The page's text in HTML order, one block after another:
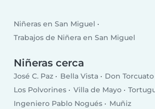
Niñeras en San Miguel
Trabajos de Niñera en San Miguel
Niñeras cerca
José C. Paz Bella Vista Don Torcuato
Los Polvorines
Villa de Mayo
Ingeniero Pablo Nogués
Muñiz